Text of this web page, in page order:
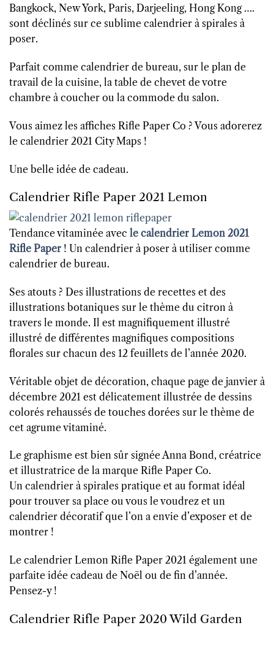
Bangkock, New York, Paris, Darjeeling, Hong Kong ….
sont déclinés sur ce sublime calendrier à spirales à
poser.
Parfait comme calendrier de bureau, sur le plan de
travail de la cuisine, la table de chevet de votre
chambre à coucher ou la commode du salon.
Vous aimez les affiches Rifle Paper Co ? Vous adorerez
le calendrier 2021 City Maps !
Une belle idée de cadeau.
Calendrier Rifle Paper 2021 Lemon
Tendance vitaminée avec le calendrier Lemon 2021
Rifle Paper ! Un calendrier à poser à utiliser comme
calendrier de bureau.
Ses atouts ? Des illustrations de recettes et des
illustrations botaniques sur le thème du citron à
travers le monde. Il est magnifiquement illustré
illustré de différentes magnifiques compositions
florales sur chacun des 12 feuillets de l’année 2020.
Véritable objet de décoration, chaque page de janvier à
décembre 2021 est délicatement illustrée de dessins
colorés rehaussés de touches dorées sur le thème de
cet agrume vitaminé.
Le graphisme est bien sûr signée Anna Bond, créatrice
et illustratrice de la marque Rifle Paper Co.
Un calendrier à spirales pratique et au format idéal
pour trouver sa place ou vous le voudrez et un
calendrier décoratif que l’on a envie d’exposer et de
montrer !
Le calendrier Lemon Rifle Paper 2021 également une
parfaite idée cadeau de Noël ou de fin d’année.
Pensez-y !
Calendrier Rifle Paper 2020 Wild Garden